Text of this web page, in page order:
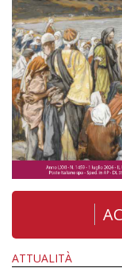
ATTUALITÀ